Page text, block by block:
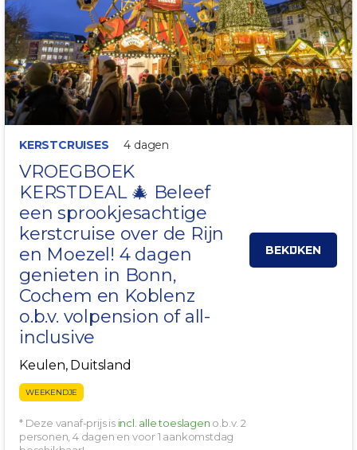
KERSTCRUISES 4 dagen
VROEGBOEK
KERSTDEAL 🎄 Beleef
een sprookjesachtige
kerstcruise over de Rijn
en Moezel! 4 dagen
genieten in Bonn,
Cochem en Koblenz
o.b.v. volpension of all-
inclusive
Keulen, Duitsland
WEEKENDJE
BEKIJKEN
* Deze vanaf-prijs is incl. alle toeslagen o.b.v. 2
personen, 4 dagen en voor 1 aankomstdag